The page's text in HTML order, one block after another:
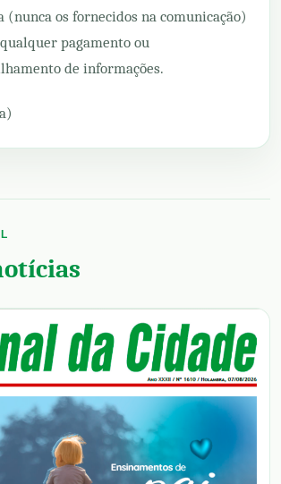
(nunca os fornecidos na comunicação)
pagamento ou
de informações.